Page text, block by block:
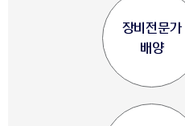
장비전문가
배양